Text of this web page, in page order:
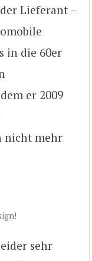
Lieferant –
in die 60er
er 2009
nicht mehr
sehr